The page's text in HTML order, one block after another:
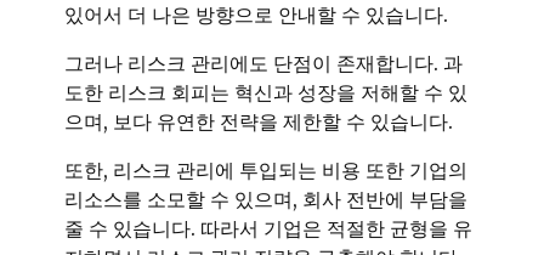
있어서 더 나은 방향으로 안내할 수 있습니다.
그러나 리스크 관리에도 단점이 존재합니다. 과
도한 리스크 회피는 혁신과 성장을 저해할 수 있
으며, 보다 유연한 전략을 제한할 수 있습니다.
또한, 리스크 관리에 투입되는 비용 또한 기업의
리소스를 소모할 수 있으며, 회사 전반에 부담을
줄 수 있습니다. 따라서 기업은 적절한 균형을 유